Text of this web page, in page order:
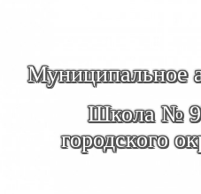
Муниципальное
Школа №
городского